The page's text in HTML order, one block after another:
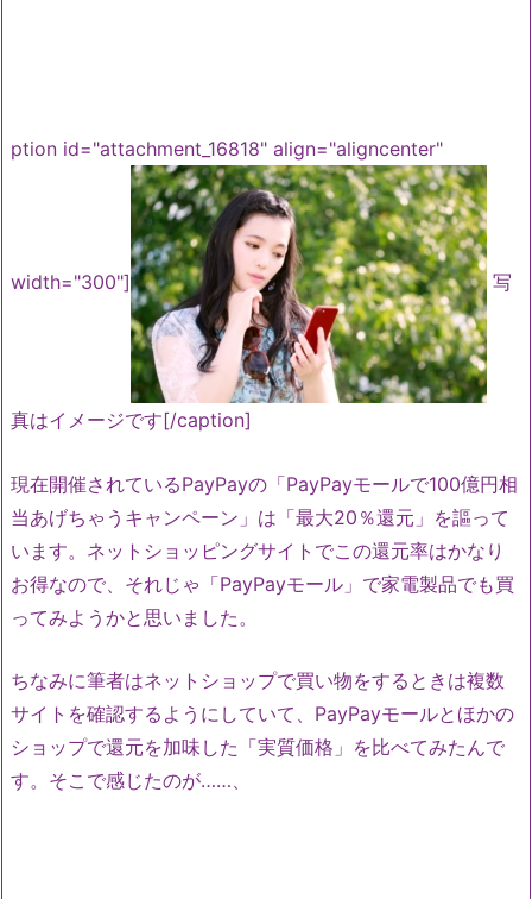
ption id="attachment_16818" align="aligncenter"
width="300"] 写
真はイメージです[/caption]
現在開催されているPayPayの「PayPayモールで100億円相
当あげちゃうキャンペーン」は「最大20％還元」を謳って
います。ネットショッピングサイトでこの還元率はかなり
お得なので、それじゃ「PayPayモール」で家電製品でも買
ってみようかと思いました。
ちなみに筆者はネットショップで買い物をするときは複数
サイトを確認するようにしていて、PayPayモールとほかの
ショップで還元を加味した「実質価格」を比べてみたんで
す。そこで感じたのが……、